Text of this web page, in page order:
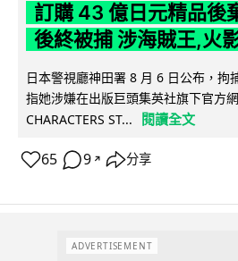
訂購 43 億日元精品後
後終被捕 涉海賊王,火
日本警視廳神田署 8 月 6 日公布，拘
指她涉嫌在出版巨頭集英社旗下官方
CHARACTERS ST...
閱讀全文
65 9 ↗ 分享
ADVERTISEMENT